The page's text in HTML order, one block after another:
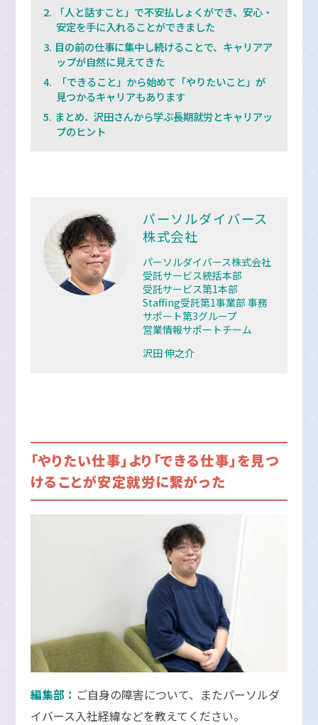
「人と話すこと」で不安払しょくができ、安心・
安定を手に入れることができました
目の前の仕事に集中し続けることで、キャリアア
ップが自然に見えてきた
「できること」から始めて「やりたいこと」が
見つかるキャリアもあります
まとめ．沢田さんから学ぶ長期就労とキャリアッ
プのヒント
パーソルダイバース
株式会社
パーソルダイバース株式会社
受託サービス統括本部
受託サービス第1本部
Staffing受託第1事業部 事務
サポート第3グループ
営業情報サポートチーム
沢田 伸之介
「やりたい仕事」より「できる仕事」を見つ
けることが安定就労に繋がった
編集部： ご自身の障害について、またパーソルダ
イバース入社経緯などを教えてください。